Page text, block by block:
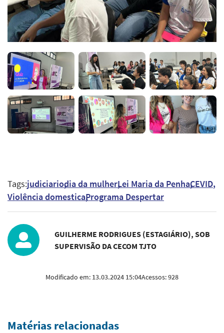
Tags:judiciariodia da mulherLei Maria da PenhaCEVID
Violência domesticaPrograma Despertar
GUILHERME RODRIGUES (ESTAGIÁRIO), SOB
SUPERVISÃO DA CECOM TJTO
Modificado em: 13.03.2024 15:04Acessos:928
Matérias relacionadas